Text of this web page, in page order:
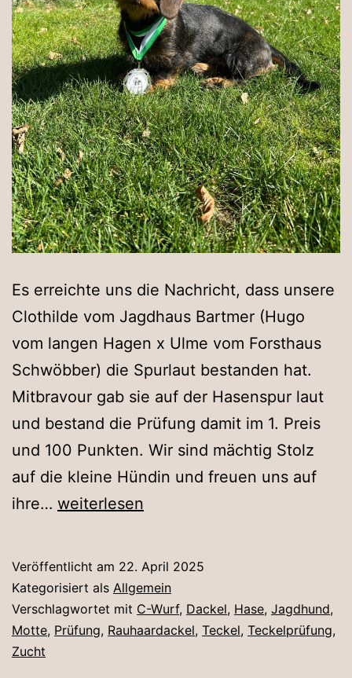
Es erreichte uns die Nachricht, dass unsere
Clothilde vom Jagdhaus Bartmer (Hugo
vom langen Hagen x Ulme vom Forsthaus
Schwöbber) die Spurlaut bestanden hat.
Mitbravour gab sie auf der Hasenspur laut
und bestand die Prüfung damit im 1. Preis
und 100 Punkten. Wir sind mächtig Stolz
auf die kleine Hündin und freuen uns auf
ihre… Clothilde
weiterlesen
Veröffentlicht am 22. April 2025
Kategorisiert als Allgemein
Verschlagwortet mit C-Wurf, Dackel, Hase, Jagdhund,
Motte, Prüfung, Rauhaardackel, Teckel, Teckelprüfung,
Zucht